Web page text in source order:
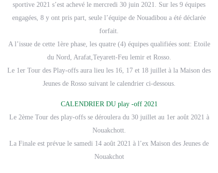
sportive 2021 s’est achevé le mercredi 30 juin 2021. Sur les 9 équipes
engagées, 8 y ont pris part, seule l’équipe de Nouadibou a été déclarée
forfait.
A l’issue de cette 1ère phase, les quatre (4) équipes qualifiées sont: Etoile
du Nord, Arafat,Teyarett-Feu lemir et Rosso.
Le 1er Tour des Play-offs aura lieu les 16, 17 et 18 juillet à la Maison des
Jeunes de Rosso suivant le calendrier ci-dessous.
CALENDRIER DU play -off 2021
Le 2ème Tour des play-offs se déroulera du 30 juillet au 1er août 2021 à
Nouakchott.
La Finale est prévue le samedi 14 août 2021 à l’ex Maison des Jeunes de
Nouakchot